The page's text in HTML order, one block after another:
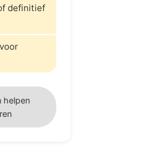
definitief
helpen